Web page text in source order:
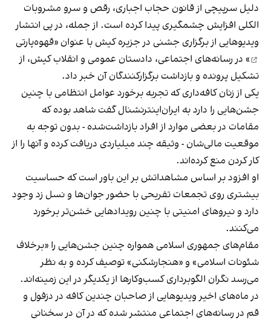
دلیل سرپیچی از قانون حجاب اجباری، رقص و سرو مشروبات
الکلی افزایش چشمگیری پیدا کرده است. از جمله، در پی انتشار
ویدیوهایی از برگزاری جشنی در جزیره کیش با عنوان «قهوه‌پارتی
» در رسانه‌های اجتماعی، دادستان عمومی و انقلاب کیش، از
تشکیل پرونده و بازداشت برگزارکنندگان آن خبر داد.
یکی از زنان کافه‌داری که تجربه برخورد عوامل انتظامی با چنین
جشن‌هایی را دارد به ایران‌اینترنشنال گفت شاهد بوده که
مقامات در بعضی موارد از افراد بازداشت‌‌شده - بدون توجه به
موقعیت مالی‌شان - وثیقه چند میلیاردی دریافت کرده و آنها را از
کار کردن منع کرده‌اند.
او افزود بر اساس مشاهداتش بر این باور است که حساسیت
بیشتری روی تجمعات تفریحی با حضور جوان‌ها و نسل زد وجود
دارد و نیروهای امنیتی با چنین رویدادهایی خشن‌تر برخورد
می‌کنند.
مقام‌های جمهوری اسلامی همواره چنین جشن‌هایی را «برخلاف
شئونات اسلامی» و «هنجارشکنی» توصیف کرده و به نظر
می‌رسد نگران الگوبرداری کسب‌وکارها از یکدیگر در این زمینه‌اند.
در ماه‌های اخیر ویدیوهایی از صاحبان چندین کافه در دزفول و
قم در رسانه‌های اجتماعی منتشر شده که در آن در سخنانی